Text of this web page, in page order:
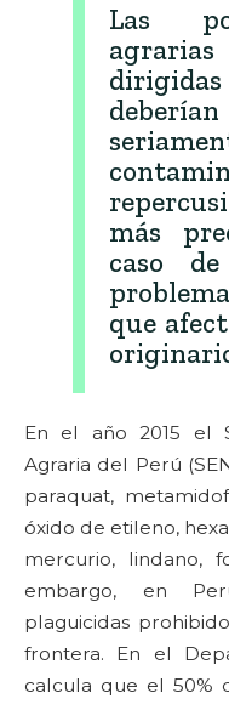
Las
dirigidas
más
caso
que
En el año 2015 el
Agraria del Perú
paraquat,
óxido de etileno,
mercurio, lindano,
embargo, en
plaguicidas
frontera. En el
calcula que el 50%